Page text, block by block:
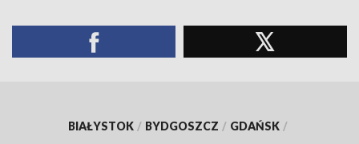
BIAŁYSTOK / BYDGOSZCZ / GDAŃSK /